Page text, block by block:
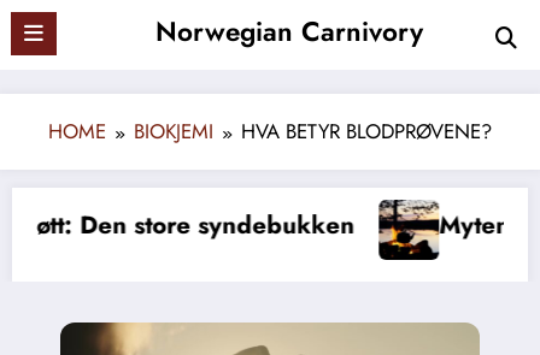
Skip
to
content
Norwegian Carnivory
HOME BIOKJEMI HVA BETYR BLODPRØVENE?
Myten om fiber